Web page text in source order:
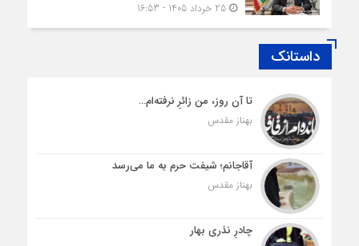
25 خرداد 1405 - 16:53
داستانک
تا آن روز، من زائرِ نرفته‌ام…
بهناز مقدس
آقاجانم؛ شیفت حرم به ما می‌رسد
بهناز مقدس
چادرِ نذری بهار